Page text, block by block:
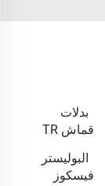
بدلات
قماش TR
البوليستر
فيسكوز